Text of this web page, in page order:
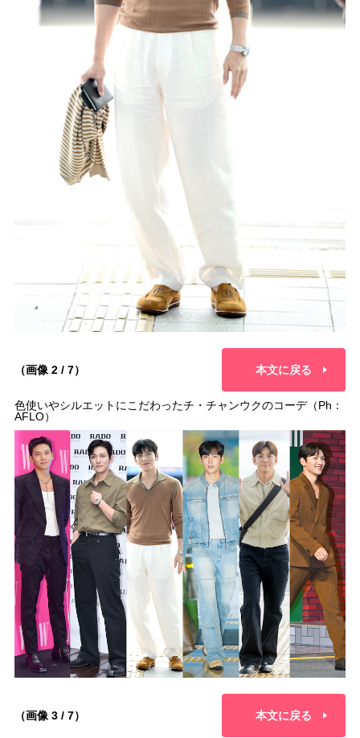
（画像 2 / 7） 本文に戻る
色使いやシルエットにこだわったチ・チャンウクのコーデ（Ph：
AFLO）
（画像 3 / 7） 本文に戻る